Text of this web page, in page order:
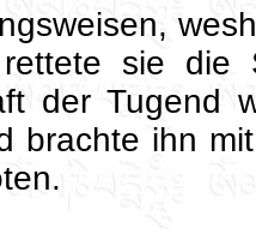
sie die
der Tugend
brachte ihn